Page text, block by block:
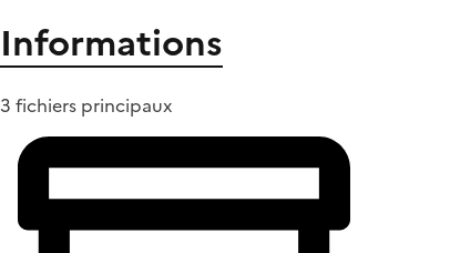
Informations
3 fichiers principaux